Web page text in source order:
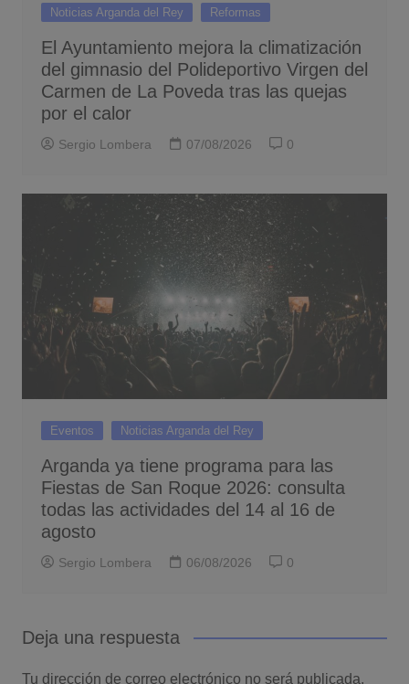
Noticias Arganda del Rey Reformas
El Ayuntamiento mejora la climatización
del gimnasio del Polideportivo Virgen del
Carmen de La Poveda tras las quejas
por el calor
Sergio Lombera 07/08/2026 0
Eventos Noticias Arganda del Rey
Arganda ya tiene programa para las
Fiestas de San Roque 2026: consulta
todas las actividades del 14 al 16 de
agosto
Sergio Lombera 06/08/2026 0
Deja una respuesta
Tu dirección de correo electrónico no será publicada.